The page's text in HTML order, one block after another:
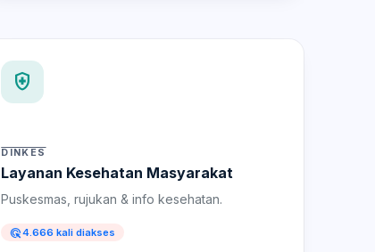
health_and_safety
DINKES
Layanan Kesehatan Masyarakat
Puskesmas, rujukan & info kesehatan.
ads_click4.666 kali diakses